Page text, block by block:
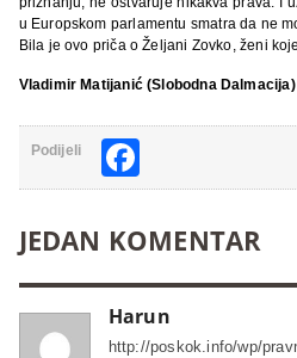
u Europskom parlamentu smatra da ne
Bila je ovo priča o Željani Zovko, ženi
Vladimir Matijanić (Slobodna Dalmacija)
Podijeli
JEDAN KOMENTAR
Harun
http://poskok.info/wp/